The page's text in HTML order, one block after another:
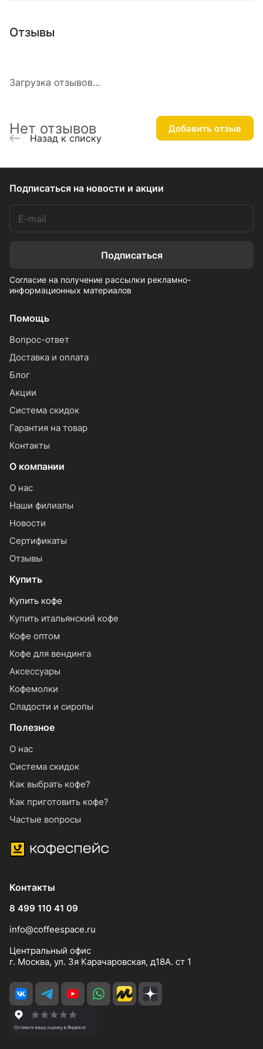
Отзывы
Загрузка отзывов...
Нет отзывов Добавить отзыв
Назад к списку
Подписаться на новости и акции
Подписаться
Согласие на получение рассылки рекламно-
информационных материалов
Помощь
Вопрос-ответ
Доставка и оплата
Блог
Акции
Система скидок
Гарантия на товар
Контакты
О компании
О нас
Наши филиалы
Новости
Сертификаты
Отзывы
Купить
Купить кофе
Купить итальянский кофе
Кофе оптом
Кофе для вендинга
Аксессуары
Кофемолки
Сладости и сиропы
Полезное
О нас
Система скидок
Как выбрать кофе?
Как приготовить кофе?
Частые вопросы
Контакты
8 499 110 41 09
info@coffeespace.ru
Центральный офис
г. Москва, ул. 3я Карачаровская, д18А. ст 1